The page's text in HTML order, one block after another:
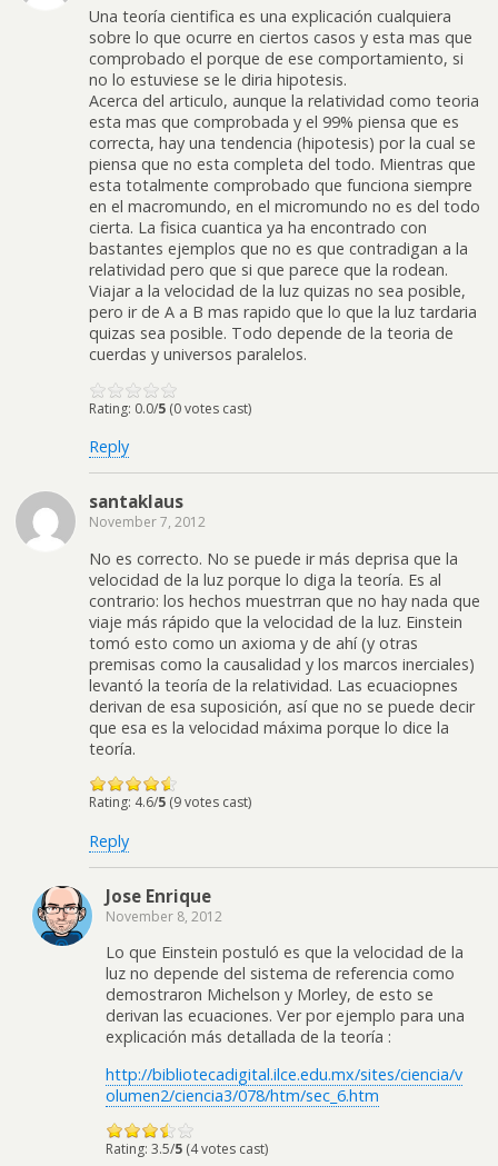
Una teoría cientifica es una explicación cualquiera
sobre lo que ocurre en ciertos casos y esta mas que
comprobado el porque de ese comportamiento, si
no lo estuviese se le diria hipotesis.
Acerca del articulo, aunque la relatividad como teoria
esta mas que comprobada y el 99% piensa que es
correcta, hay una tendencia (hipotesis) por la cual se
piensa que no esta completa del todo. Mientras que
esta totalmente comprobado que funciona siempre
en el macromundo, en el micromundo no es del todo
cierta. La fisica cuantica ya ha encontrado con
bastantes ejemplos que no es que contradigan a la
relatividad pero que si que parece que la rodean.
Viajar a la velocidad de la luz quizas no sea posible,
pero ir de A a B mas rapido que lo que la luz tardaria
quizas sea posible. Todo depende de la teoria de
cuerdas y universos paralelos.
Rating: 0.0/5 (0 votes cast)
Reply
santaklaus
November 7, 2012
No es correcto. No se puede ir más deprisa que la
velocidad de la luz porque lo diga la teoría. Es al
contrario: los hechos muestrran que no hay nada que
viaje más rápido que la velocidad de la luz. Einstein
tomó esto como un axioma y de ahí (y otras
premisas como la causalidad y los marcos inerciales)
levantó la teoría de la relatividad. Las ecuaciopnes
derivan de esa suposición, así que no se puede decir
que esa es la velocidad máxima porque lo dice la
teoría.
Rating: 4.6/5 (9 votes cast)
Reply
Jose Enrique
November 8, 2012
Lo que Einstein postuló es que la velocidad de la
luz no depende del sistema de referencia como
demostraron Michelson y Morley, de esto se
derivan las ecuaciones. Ver por ejemplo para una
explicación más detallada de la teoría :
http://bibliotecadigital.ilce.edu.mx/sites/ciencia/v
olumen2/ciencia3/078/htm/sec_6.htm
Rating: 3.5/5 (4 votes cast)